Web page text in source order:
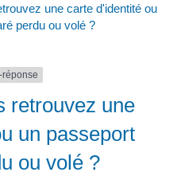
une carte d'identité ou
perdu ou volé ?
réponse
retrouvez une
un passeport
ou volé ?